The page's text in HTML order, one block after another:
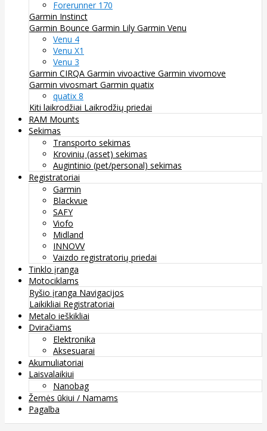
Forerunner 170
Garmin Instinct
Garmin Bounce Garmin Lily Garmin Venu
Venu 4
Venu X1
Venu 3
Garmin CIRQA Garmin vivoactive Garmin vivomove
Garmin vivosmart Garmin quatix
quatix 8
Kiti laikrodžiai Laikrodžių priedai
RAM Mounts
Sekimas
Transporto sekimas
Krovinių (asset) sekimas
Augintinio (pet/personal) sekimas
Registratoriai
Garmin
Blackvue
SAFY
Viofo
Midland
INNOVV
Vaizdo registratorių priedai
Tinklo įranga
Motociklams
Ryšio įranga Navigacijos
Laikikliai Registratoriai
Metalo ieškikliai
Dviračiams
Elektronika
Aksesuarai
Akumuliatoriai
Laisvalaikiui
Nanobag
Žemės ūkiui / Namams
Pagalba